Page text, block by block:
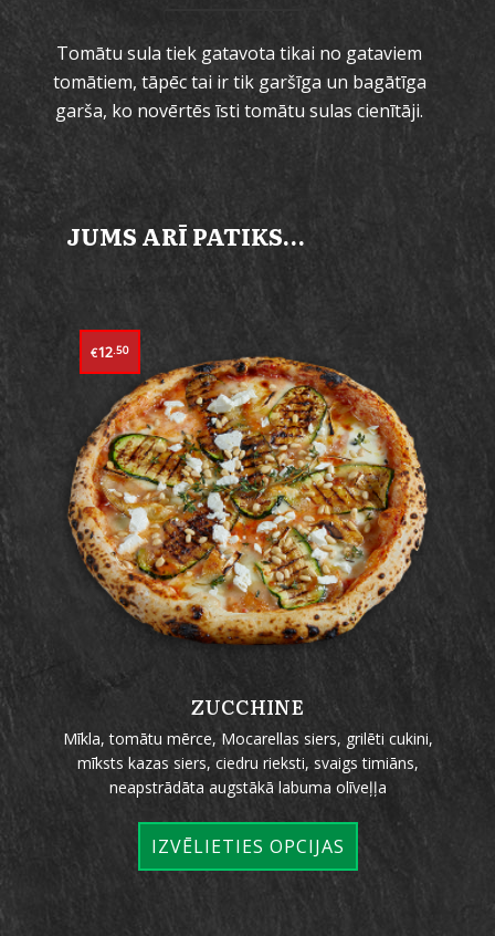
Tomātu sula tiek gatavota tikai no gataviem
tomātiem, tāpēc tai ir tik garšīga un bagātīga
garša, ko novērtēs īsti tomātu sulas cienītāji.
JUMS ARĪ PATIKS…
ZUCCHINE
Mīkla, tomātu mērce, Mocarellas siers, grilēti cukini,
mīksts kazas siers, ciedru rieksti, svaigs timiāns,
neapstrādāta augstākā labuma olīveļļa
€12.50
IZVĒLIETIES OPCIJAS